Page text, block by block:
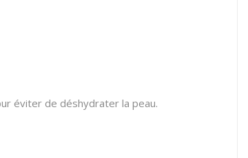
éviter de déshydrater la peau.